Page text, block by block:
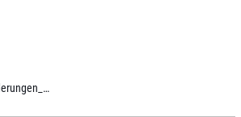
kraenzle_produktaenderungen_ab_2021.pdf